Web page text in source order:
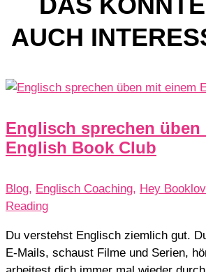
AUCH
Englisch sprechen üben
English Book Club
Blog, Englisch Coaching, Hey
Reading
Du verstehst Englisch ziemlich gut.
E-Mails, schaust Filme und Serien,